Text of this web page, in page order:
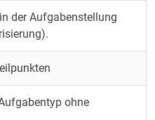
der Aufgabenstellung
ohne